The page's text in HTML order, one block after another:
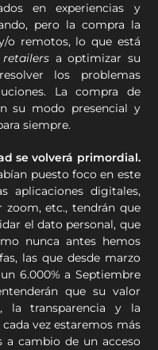
en experiencias y
pero la compra la
o remotos, lo que está
retailers a optimizar su
los problemas
La compra de
su modo presencial y
siempre.
se volverá primordial.
puesto foco en este
aplicaciones digitales,
zoom, etc., tendrán que
el dato personal, que
nunca antes hemos
las que desde marzo
6.000% a Septiembre
que su valor
la transparencia y la
vez estaremos más
a cambio de un acceso